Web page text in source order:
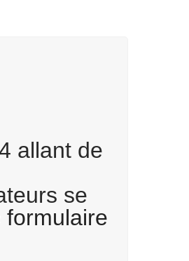
allant de
se
formulaire